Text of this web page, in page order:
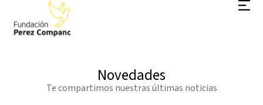
Novedades
Te compartimos nuestras últimas noticias